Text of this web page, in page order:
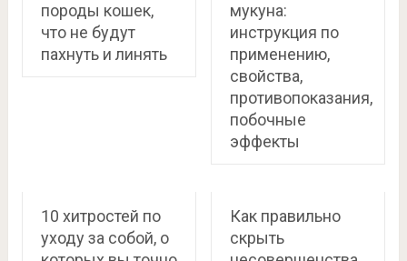
породы кошек,
что не будут
пахнуть и линять
мукуна:
инструкция по
применению,
свойства,
противопоказания,
побочные
эффекты
10 хитростей по
уходу за собой, о
Как правильно
скрыть